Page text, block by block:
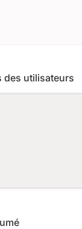
des utilisateurs